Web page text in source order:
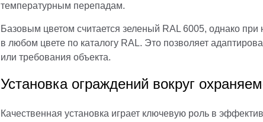
температурным перепадам.
Базовым цветом считается зеленый RAL 6005, однако
в любом цвете по каталогу RAL. Это позволяет
или требования объекта.
Установка ограждений вокруг
Качественная установка играет ключевую роль в